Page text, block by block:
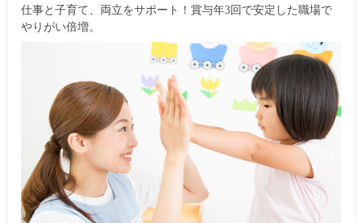
※試用期間有
仕事と子育て、両立をサポート！賞与年3回で安定した職場で
やりがい倍増。